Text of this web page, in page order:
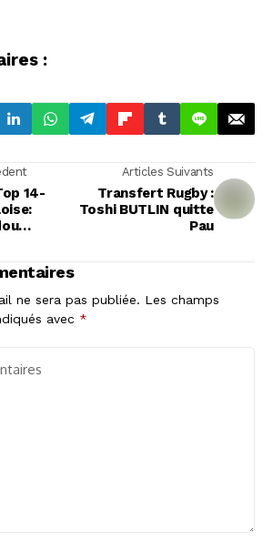
:
14-
Articles Suivants
Transfert Rugby :
Toshi BUTLIN quitte
Pau
ne sera pas publiée. Les champs
avec *